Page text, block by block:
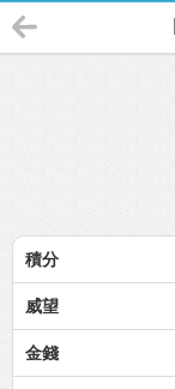
積分
威望
金錢